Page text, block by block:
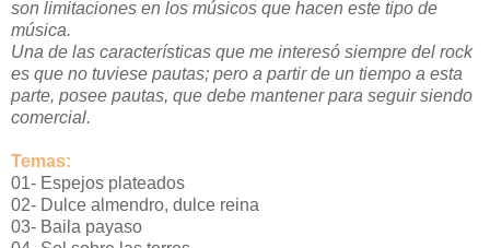
son limitaciones en los músicos que hacen este tipo de
música.
Una de las características que me interesó siempre del rock
es que no tuviese pautas; pero a partir de un tiempo a esta
parte, posee pautas, que debe mantener para seguir siendo
comercial.
Temas:
01- Espejos plateados
02- Dulce almendro, dulce reina
03- Baila payaso